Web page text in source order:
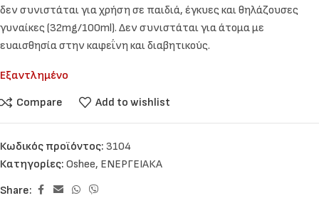
δεν συνιστάται για χρήση σε παιδιά, έγκυες και θηλάζουσες
γυναίκες (32mg/100ml). Δεν συνιστάται για άτομα με
ευαισθησία στην καφεΐνη και διαβητικούς.
Εξαντλημένο
Compare
Add to wishlist
Κωδικός προϊόντος: 3104
Κατηγορίες: Oshee, ΕΝΕΡΓΕΙΑΚΑ
Share: